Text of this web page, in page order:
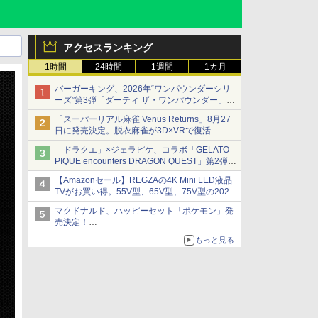
アクセスランキング
1時間 24時間 1週間 1カ月
バーガーキング、2026年“ワンパウンダーシリ
ーズ”第3弾「ダーティ ザ・ワンパウンダー」を
8月7日発売
「特製ガーリックマヨソース」を使用した超大
型チーズバーガー
「スーパーリアル麻雀 Venus Returns」8月27
日に発売決定。脱衣麻雀が3D×VRで復活
発売から2週間は20%オフになるセールが実施
「ドラクエ」×ジェラピケ、コラボ「GELATO
PIQUE encounters DRAGON QUEST」第2弾が
本日発売
アイスカップに入ったスライムやわたぼう、ベ
ビーサタンなどがオリジナルアートで登場
【Amazonセール】REGZAの4K Mini LED液晶
TVがお買い得。55V型、65V型、75V型の2026
年モデルがラインナップ
マクドナルド、ハッピーセット「ポケモン」発
売決定！
ポケモン30周年記念で30匹が大集合
もっと見る